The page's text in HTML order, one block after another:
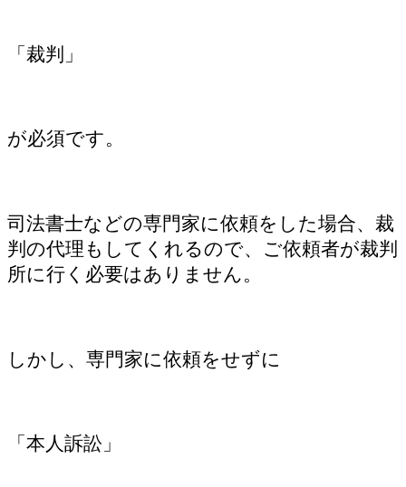
「裁判」
が必須です。
司法書士などの専門家に依頼をした場合、裁
判の代理もしてくれるので、ご依頼者が裁判
所に行く必要はありません。
しかし、専門家に依頼をせずに
「本人訴訟」